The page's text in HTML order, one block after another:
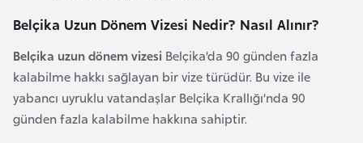
Belçika Uzun Dönem Vizesi Nedir? Nasıl Alınır?
Belçika uzun dönem vizesi Belçika’da 90 günden fazla
kalabilme hakkı sağlayan bir vize türüdür. Bu vize ile
yabancı uyruklu vatandaşlar Belçika Krallığı’nda 90
günden fazla kalabilme hakkına sahiptir.
y
n
B
a